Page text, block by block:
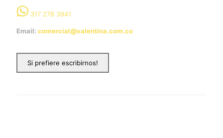
317 278 3941
Email: comercial@valentina.com.co